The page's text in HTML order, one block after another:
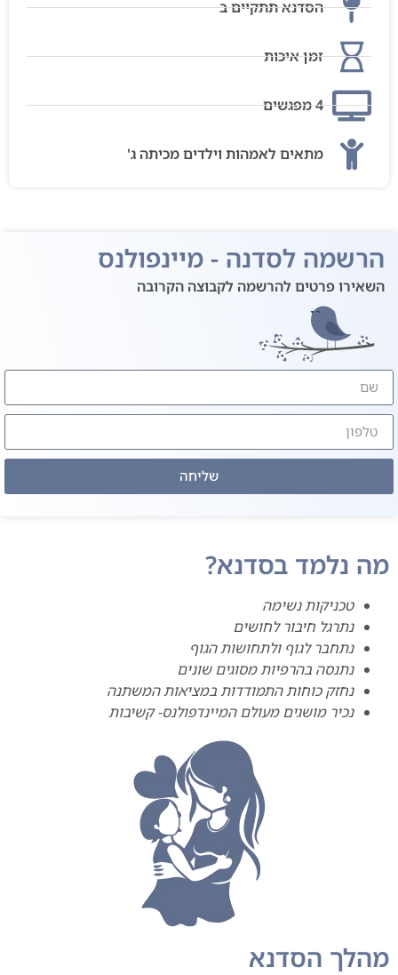
הסדנא תתקיים ב
זמן איכות
4 מפגשים
מתאים לאמהות וילדים מכיתה ג'
הרשמה לסדנה - מיינפולנס
השאירו פרטים להרשמה לקבוצה הקרובה
שליחה
נלמד בסדנא?
טכניקות נשימה
נתרגל חיבור לחושים
נתחבר לגוף ולתחושות הגוף
נתנסה בהרפיות מסוגים שונים
נחזק כוחות התמודדות במציאות המשתנה
נכיר מושגים מעולם המיינדפולנס- קשיבות
הסדנא